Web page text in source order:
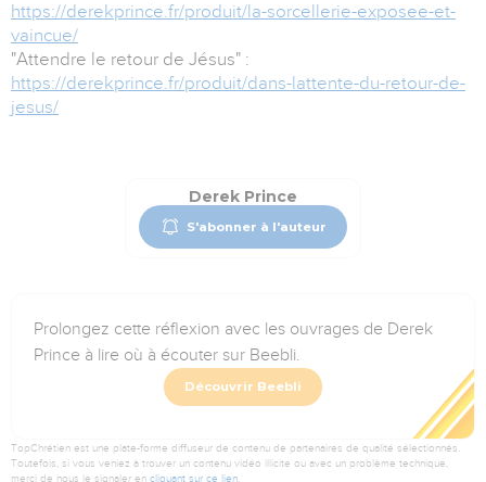
https://derekprince.fr/produit/la-sorcellerie-exposee-et-
vaincue/
"Attendre le retour de Jésus" :
https://derekprince.fr/produit/dans-lattente-du-retour-de-
jesus/
Derek Prince
S'abonner à l'auteur
Prolongez cette réflexion avec les ouvrages de Derek
Prince à lire où à écouter sur Beebli.
Découvrir Beebli
TopChrétien est une plate-forme diffuseur de contenu de partenaires de qualité sélectionnés.
Toutefois, si vous veniez à trouver un contenu vidéo illicite ou avec un problème technique,
merci de nous le signaler en cliquant sur ce lien.